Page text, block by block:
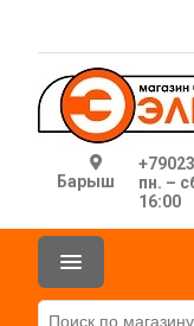
Барыш
пн. –
16:00